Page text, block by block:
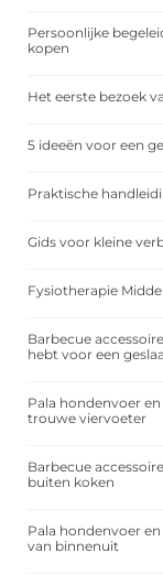
Persoonlijke
kopen
Het eerste bezoek
5 ideeën voor een
Praktische
Gids voor kleine
Fysiotherapie
Barbecue
hebt voor een
Pala hondenvoer
trouwe viervoeter
Barbecue
buiten koken
Pala hondenvoer
van binnenuit